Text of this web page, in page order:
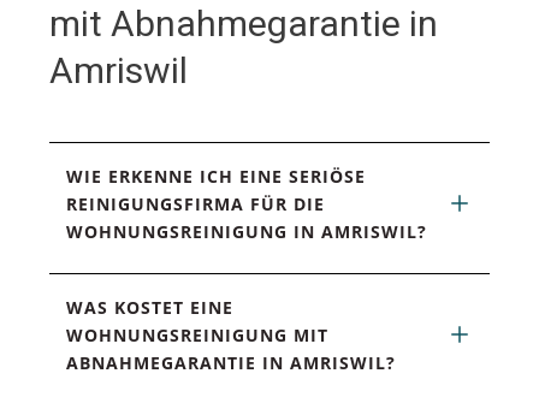
mit Abnahmegarantie in
Amriswil
WIE ERKENNE ICH EINE SERIÖSE
REINIGUNGSFIRMA FÜR DIE
WOHNUNGSREINIGUNG IN AMRISWIL?
WAS KOSTET EINE
WOHNUNGSREINIGUNG MIT
ABNAHMEGARANTIE IN AMRISWIL?